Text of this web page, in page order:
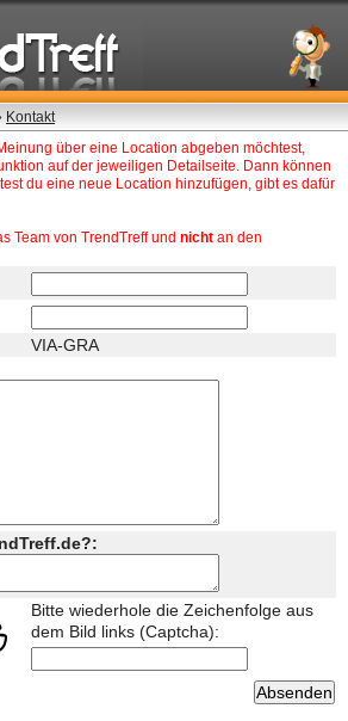
Kontakt
über eine Location abgeben möchtest,
auf der jeweiligen Detailseite. Dann können
du eine neue Location hinzufügen, gibt es dafür
Team von TrendTreff und nicht an den
VIA-GRA
Bitte wiederhole die Zeichenfolge aus
dem Bild links (Captcha):